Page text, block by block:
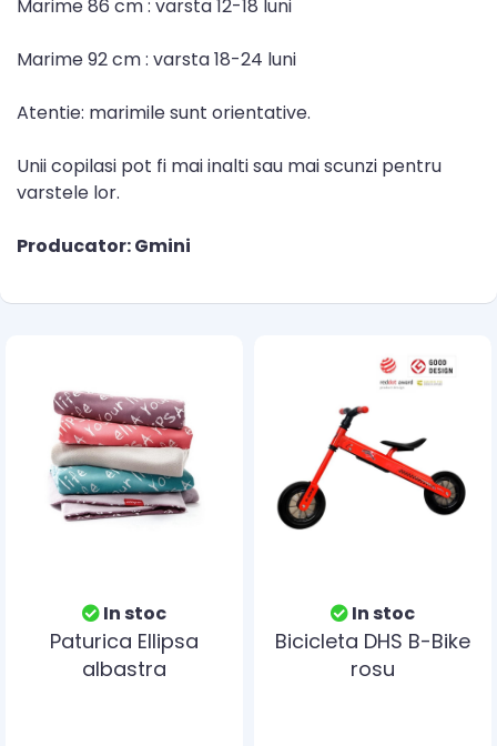
Marime 86 cm : varsta 12-18 luni
Marime 92 cm : varsta 18-24 luni
Atentie: marimile sunt orientative.
Unii copilasi pot fi mai inalti sau mai scunzi pentru
varstele lor.
Producator: Gmini
In stoc
Paturica Ellipsa
albastra
In stoc
Bicicleta DHS B-Bike
rosu